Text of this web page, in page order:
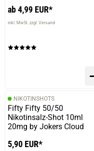
aber nicht mehr in der
schmeckts sehr stark
Schmeckt halt wie ein
verifizierter
Lecker
ab 4,99 EUR*
inkl. MwSt. zzgl. Versand
NIKOTINSHOTS
Fifty Fifty 50/50
Nikotinsalz-Shot 10ml
20mg by Jokers Cloud
5,90 EUR*